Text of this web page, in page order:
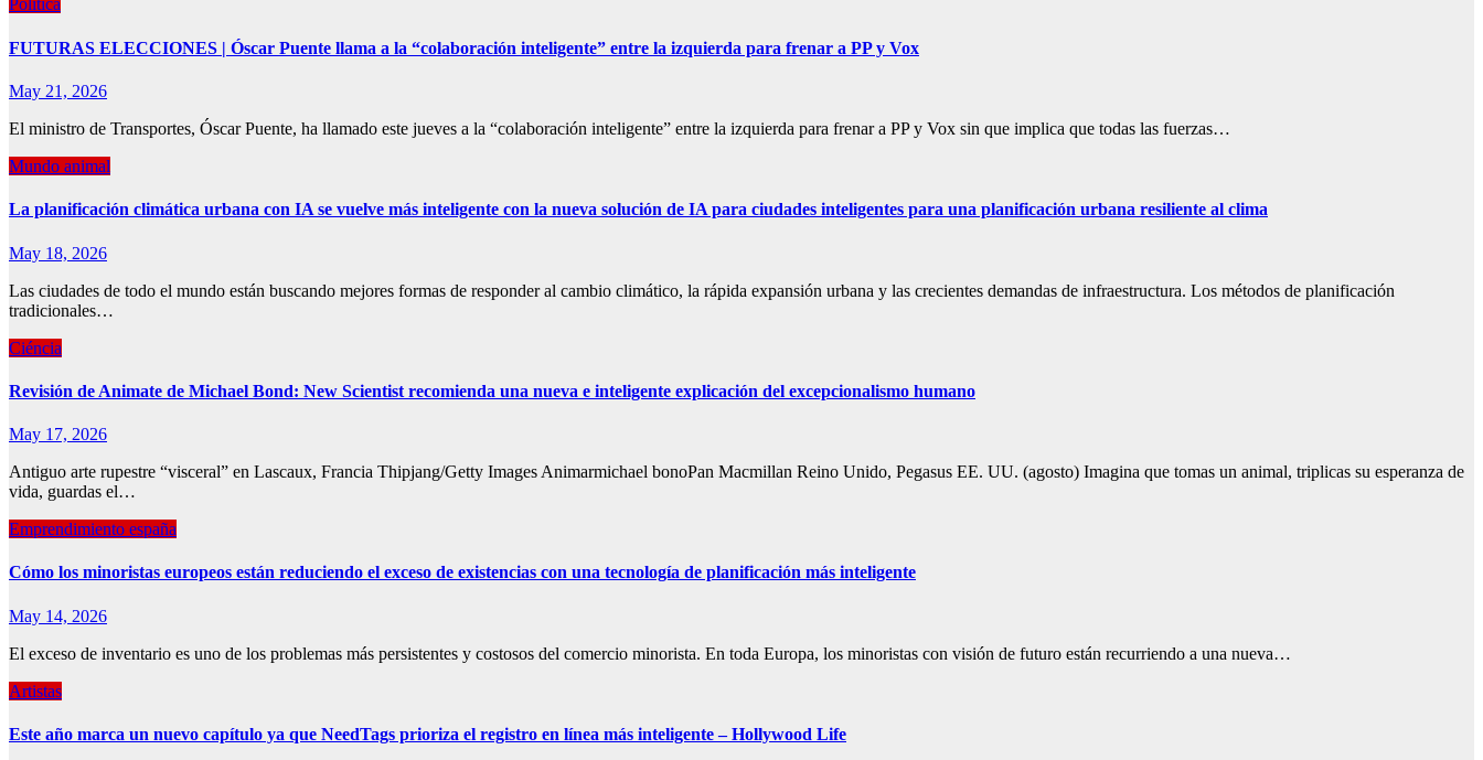
Política
FUTURAS ELECCIONES | Óscar Puente llama a la “colaboración inteligente” entre la izquierda para frenar a PP y Vox
May 21, 2026
El ministro de Transportes, Óscar Puente, ha llamado este jueves a la “colaboración inteligente” entre la izquierda para frenar a PP y Vox sin que implica que todas las fuerzas…
Mundo animal
La planificación climática urbana con IA se vuelve más inteligente con la nueva solución de IA para ciudades inteligentes para una planificación urbana resiliente al clima
May 18, 2026
Las ciudades de todo el mundo están buscando mejores formas de responder al cambio climático, la rápida expansión urbana y las crecientes demandas de infraestructura. Los métodos de planificación
tradicionales…
Ciéncia
Revisión de Animate de Michael Bond: New Scientist recomienda una nueva e inteligente explicación del excepcionalismo humano
May 17, 2026
Antiguo arte rupestre “visceral” en Lascaux, Francia Thipjang/Getty Images Animarmichael bonoPan Macmillan Reino Unido, Pegasus EE. UU. (agosto) Imagina que tomas un animal, triplicas su esperanza de
vida, guardas el…
Emprendimiento españa
Cómo los minoristas europeos están reduciendo el exceso de existencias con una tecnología de planificación más inteligente
May 14, 2026
El exceso de inventario es uno de los problemas más persistentes y costosos del comercio minorista. En toda Europa, los minoristas con visión de futuro están recurriendo a una nueva…
Artistas
Este año marca un nuevo capítulo ya que NeedTags prioriza el registro en línea más inteligente – Hollywood Life